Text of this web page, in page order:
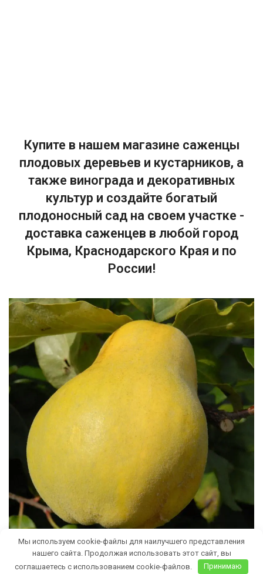
Купите в нашем магазине саженцы
плодовых деревьев и кустарников, а
также винограда и декоративных
культур и создайте богатый
плодоносный сад на своем участке -
доставка саженцев в любой город
Крыма, Краснодарского Края и по
России!
Мы используем cookie-файлы для наилучшего представления
нашего сайта. Продолжая использовать этот сайт, вы
соглашаетесь с использованием cookie-файлов.
Принимаю